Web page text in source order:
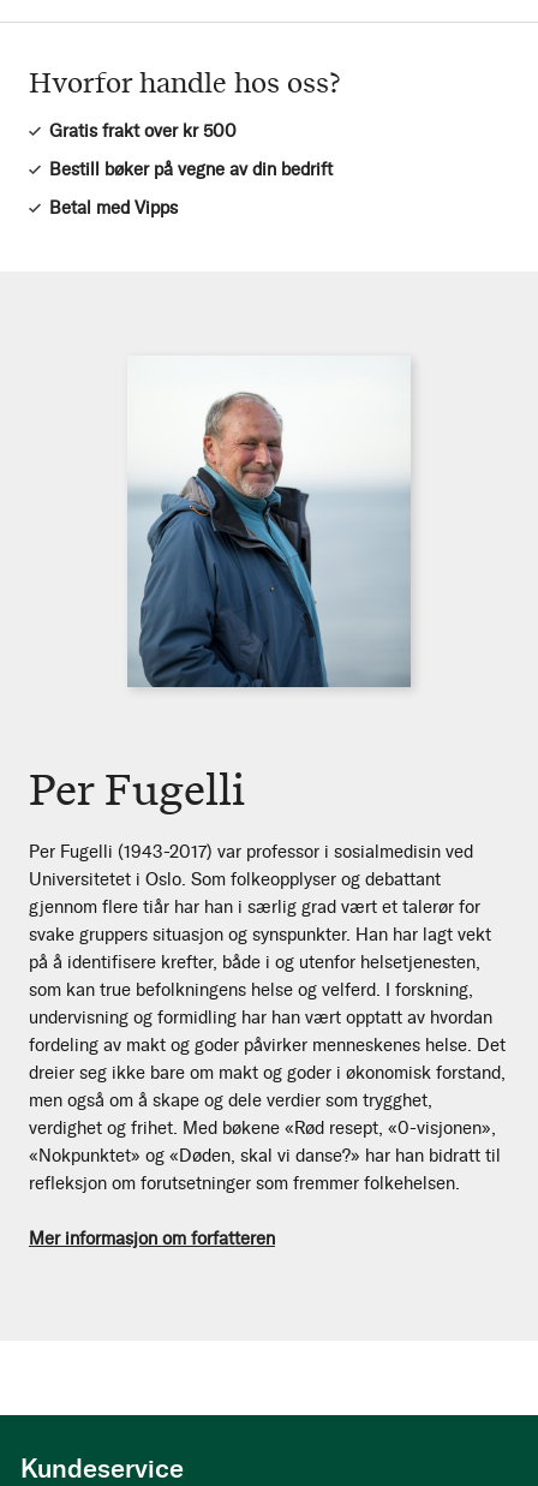
Hvorfor handle hos oss?
Gratis frakt over kr 500
Bestill bøker på vegne av din bedrift
Betal med Vipps
Per Fugelli
Per Fugelli (1943-2017) var professor i sosialmedisin ved
Universitetet i Oslo. Som folkeopplyser og debattant
gjennom flere tiår har han i særlig grad vært et talerør for
svake gruppers situasjon og synspunkter. Han har lagt vekt
på å identifisere krefter, både i og utenfor helsetjenesten,
som kan true befolkningens helse og velferd. I forskning,
undervisning og formidling har han vært opptatt av hvordan
fordeling av makt og goder påvirker menneskenes helse. Det
dreier seg ikke bare om makt og goder i økonomisk forstand,
men også om å skape og dele verdier som trygghet,
verdighet og frihet. Med bøkene «Rød resept, «0-visjonen»,
«Nokpunktet» og «Døden, skal vi danse?» har han bidratt til
refleksjon om forutsetninger som fremmer folkehelsen.
Mer informasjon om forfatteren
Kundeservice